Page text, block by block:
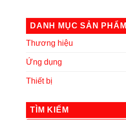
DANH MỤC SẢN PHẨM
Thương hiệu
Ứng dụng
Thiết bị
TÌM KIẾM